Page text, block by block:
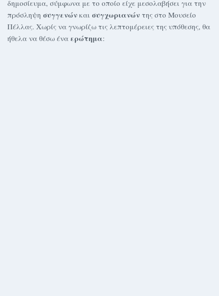
δημοσίευμα, σύμφωνα με το οποίο είχε μεσολαβήσει για την
πρόσληψη συγγενών και συγχωριανών της στο Μουσείο
Πέλλας. Χωρίς να γνωρίζω τις λεπτομέρειες της υπόθεσης, θα
ήθελα να θέσω ένα ερώτημα: